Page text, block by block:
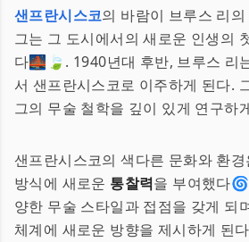
샌프란시스코의 바람이 브루스 리
그는 그 도시에서의 새로운 인생의
다🌉🍃. 1940년대 후반, 브루스 리
서 샌프란시스코로 이주하게 된다.
그의 무술 철학을 깊이 있게 연구하
샌프란시스코의 색다른 문화와 환
방식에 새로운 통찰력을 부여했다
양한 무술 스타일과 접점을 갖게 되
체계에 새로운 방향을 제시하게 된